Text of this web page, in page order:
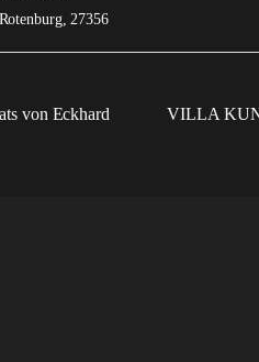
Rotenburg, 27356
von Eckhard VILLA